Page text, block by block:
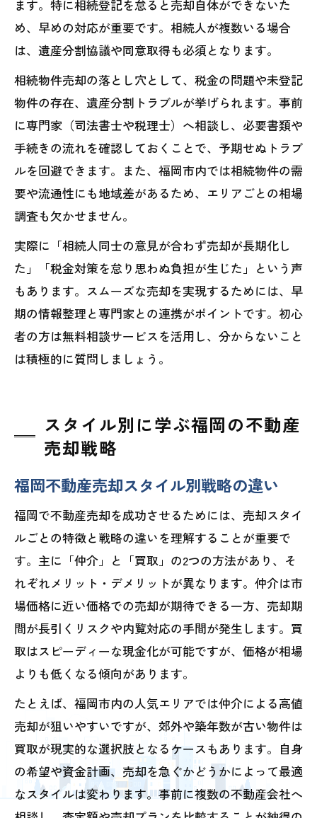
ます。特に相続登記を怠ると売却自体ができないた
め、早めの対応が重要です。相続人が複数いる場合
は、遺産分割協議や同意取得も必須となります。
相続物件売却の落とし穴として、税金の問題や未登記
物件の存在、遺産分割トラブルが挙げられます。事前
に専門家（司法書士や税理士）へ相談し、必要書類や
手続きの流れを確認しておくことで、予期せぬトラブ
ルを回避できます。また、福岡市内では相続物件の需
要や流通性にも地域差があるため、エリアごとの相場
調査も欠かせません。
実際に「相続人同士の意見が合わず売却が長期化し
た」「税金対策を怠り思わぬ負担が生じた」という声
もあります。スムーズな売却を実現するためには、早
期の情報整理と専門家との連携がポイントです。初心
者の方は無料相談サービスを活用し、分からないこと
は積極的に質問しましょう。
スタイル別に学ぶ福岡の不動産
売却戦略
福岡不動産売却スタイル別戦略の違い
福岡で不動産売却を成功させるためには、売却スタイ
ルごとの特徴と戦略の違いを理解することが重要で
す。主に「仲介」と「買取」の2つの方法があり、そ
れぞれメリット・デメリットが異なります。仲介は市
場価格に近い価格での売却が期待できる一方、売却期
間が長引くリスクや内覧対応の手間が発生します。買
取はスピーディーな現金化が可能ですが、価格が相場
よりも低くなる傾向があります。
たとえば、福岡市内の人気エリアでは仲介による高値
売却が狙いやすいですが、郊外や築年数が古い物件は
買取が現実的な選択肢となるケースもあります。自身
の希望や資金計画、売却を急ぐかどうかによって最適
なスタイルは変わります。事前に複数の不動産会社へ